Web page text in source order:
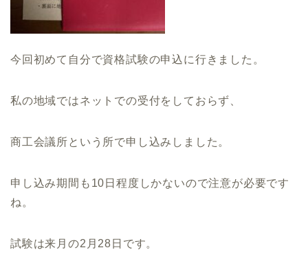
今回初めて自分で資格試験の申込に行きました。
私の地域ではネットでの受付をしておらず、
商工会議所という所で申し込みしました。
申し込み期間も10日程度しかないので注意が必要です
ね。
試験は来月の2月28日です。